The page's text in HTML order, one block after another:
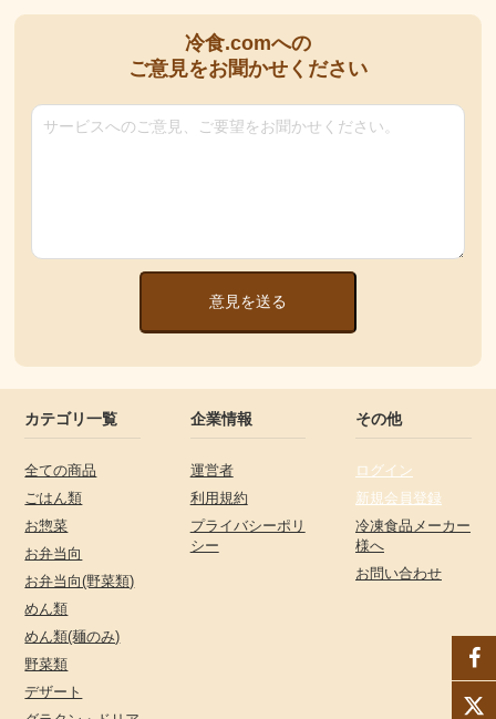
冷食.comへの
ご意見をお聞かせください
意見を送る
カテゴリ一覧
全ての商品
ごはん類
お惣菜
お弁当向
お弁当向(野菜類)
めん類
めん類(麺のみ)
野菜類
デザート
企業情報
運営者
利用規約
プライバシーポリ
シー
その他
ログイン
新規会員登録
冷凍食品メーカー
様へ
お問い合わせ